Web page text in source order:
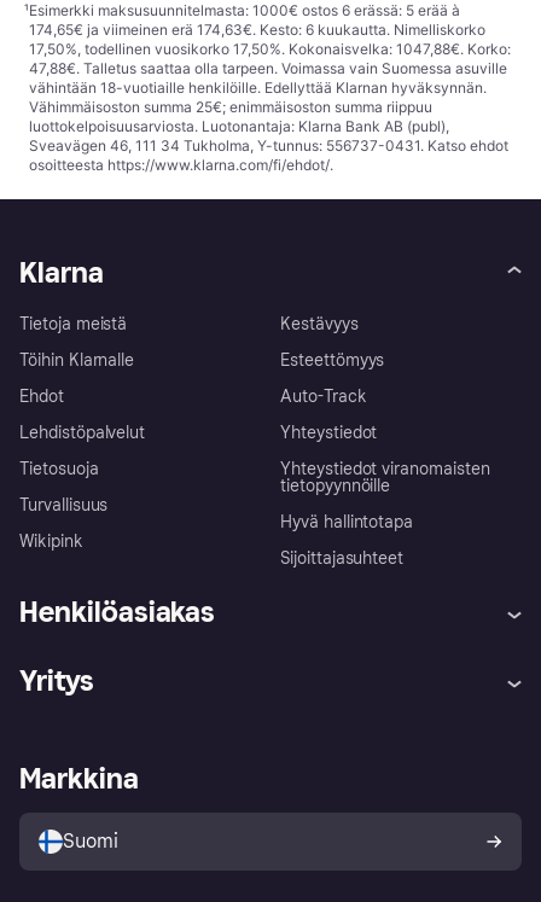
¹Esimerkki maksusuunnitelmasta: 1000€ ostos 6 erässä: 5 erää à
174,65€ ja viimeinen erä 174,63€. Kesto: 6 kuukautta. Nimelliskorko
17,50%, todellinen vuosikorko 17,50%. Kokonaisvelka: 1047,88€. Korko:
47,88€. Talletus saattaa olla tarpeen. Voimassa vain Suomessa asuville
vähintään 18-vuotiaille henkilöille. Edellyttää Klarnan hyväksynnän.
Vähimmäisoston summa 25€; enimmäisoston summa riippuu
luottokelpoisuusarviosta. Luotonantaja: Klarna Bank AB (publ),
Sveavägen 46, 111 34 Tukholma, Y-tunnus: 556737-0431. Katso ehdot
osoitteesta https://www.klarna.com/fi/ehdot/.
Klarna
Tietoja meistä
Töihin Klarnalle
Ehdot
Lehdistöpalvelut
Tietosuoja
Turvallisuus
Wikipink
Kestävyys
Esteettömyys
Auto-Track
Yhteystiedot
Yhteystiedot viranomaisten
tietopyynnöille
Hyvä hallintotapa
Sijoittajasuhteet
Henkilöasiakas
Ohje
Kirjaudu sisään
Tutustu kauppoihin
Ostajan turva
Yritys
Kirjaudu sisään yrityksenä
Markkina
Suomi